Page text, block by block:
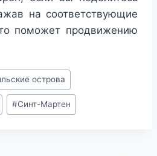
на соответствующие
поможет продвижению
острова
#Синт-Мартен